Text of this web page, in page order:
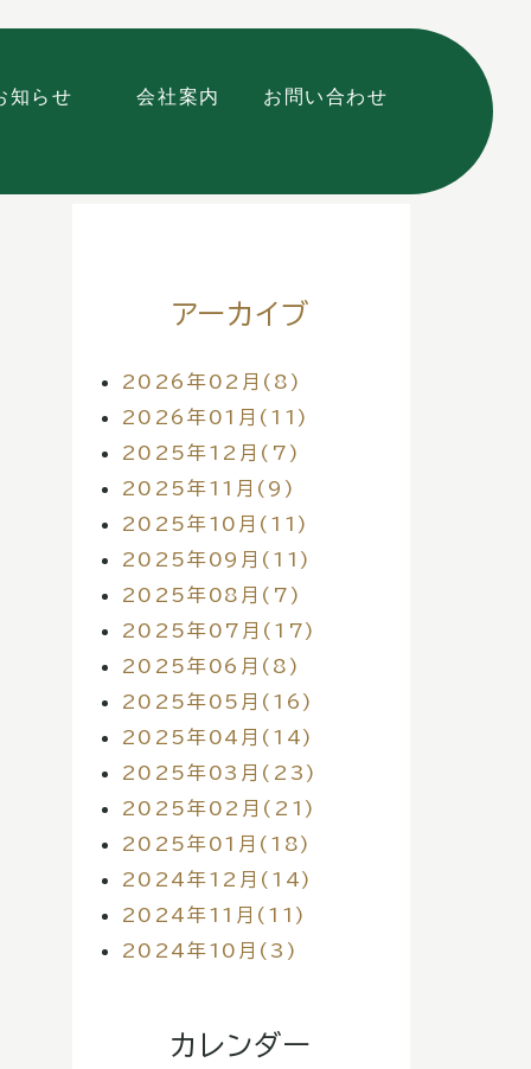
知らせ 会社案内 お問い合わせ
アーカイブ
2026年02月(8)
2026年01月(11)
2025年12月(7)
2025年11月(9)
2025年10月(11)
2025年09月(11)
2025年08月(7)
2025年07月(17)
2025年06月(8)
2025年05月(16)
2025年04月(14)
2025年03月(23)
2025年02月(21)
2025年01月(18)
2024年12月(14)
2024年11月(11)
2024年10月(3)
カレンダー